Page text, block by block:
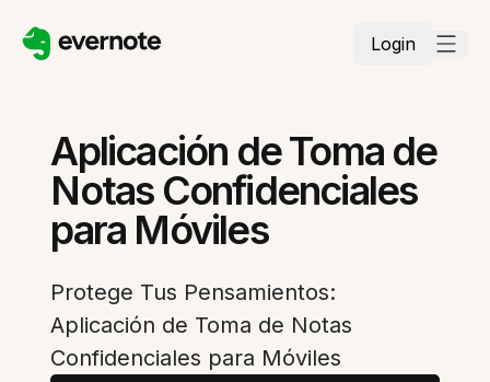
Login
Aplicación de Toma de
Notas Confidenciales
para Móviles
Protege Tus Pensamientos:
Aplicación de Toma de Notas
Confidenciales para Móviles